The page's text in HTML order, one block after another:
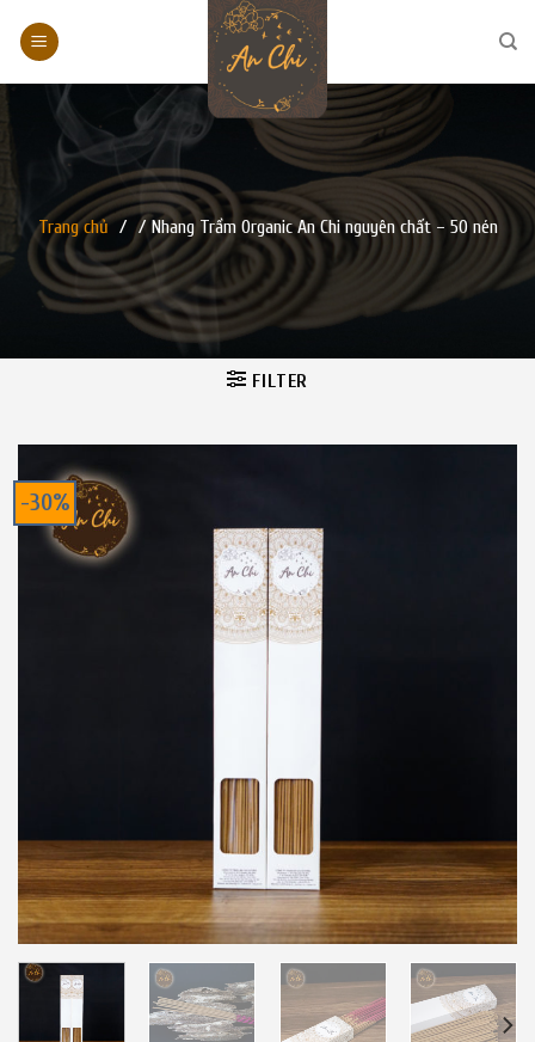
Trang chủ / / Nhang Trầm Organic An Chi nguyên chất – 50 nén
FILTER
-30%